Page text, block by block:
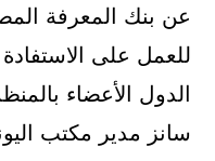
عن بنك المعرفة
للعمل على
الدول الأعضاء
سانز مدير مكتب